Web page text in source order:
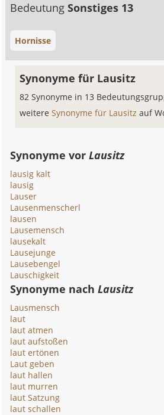
BedeutungSonstiges 13
Hornisse
Synonyme für Lausitz
82 Synonyme in 13
weitereSynonyme für Lausitzauf
Synonyme vorLausitz
lausig kalt
lausig
Lauser
Lausenmenscherl
lausen
Lausemensch
lausekalt
Lausejunge
Lausebengel
Lauschigkeit
Synonyme nachLausitz
Lausmensch
laut
laut atmen
laut aufstoßen
laut ertönen
Laut geben
laut hallen
laut murren
laut Satzung
laut schallen